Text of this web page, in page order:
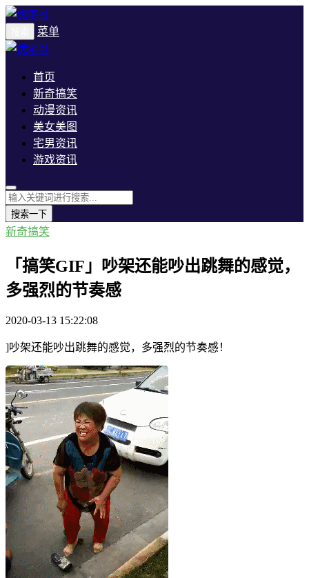
菜单
首页
新奇搞笑
动漫资讯
美女美图
宅男资讯
游戏资讯
搜索一下
新奇搞笑
「搞笑GIF」吵架还能吵出跳舞的感觉，
多强烈的节奏感
2020-03-13 15:22:08
]吵架还能吵出跳舞的感觉，多强烈的节奏感！